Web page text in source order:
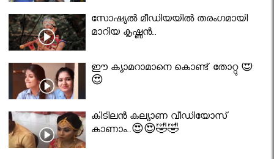
സോഷ്യൽ മീഡിയയിൽ തരംഗമായി
മാറിയ കൃഷ്ണൻ..
ഈ ക്യാമറാമാനെ കൊണ്ട് തോറ്റു 😍
😍
കിടിലൻ കല്യാണ വീഡിയോസ്
കാണാം..😍😍🤣🤣